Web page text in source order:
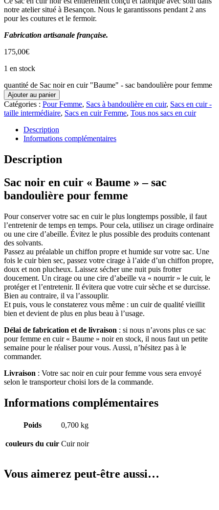
notre atelier situé à Besançon. Nous le garantissons pendant 2 ans
pour les coutures et le fermoir.
Fabrication artisanale française.
175,00€
1 en stock
quantité de Sac noir en cuir "Baume" - sac bandoulière pour femme
Ajouter au panier
Catégories : Pour Femme, Sacs à bandoulière en cuir, Sacs en cuir -
taille intermédiaire, Sacs en cuir Femme, Tous nos sacs en cuir
Description
Informations complémentaires
Description
Sac noir en cuir « Baume » – sac
bandoulière pour femme
Pour conserver votre sac en cuir le plus longtemps possible, il faut
l’entretenir de temps en temps. Pour cela, utilisez un cirage ordinaire
ou une cire d’abeille. Évitez le plus possible des produits contenant
des solvants.
Passez au préalable un chiffon propre et humide sur votre sac. Une
fois le cuir bien sec, passez votre cirage à l’aide d’un chiffon propre,
doux et non plucheux. Laissez sécher une nuit puis frotter
doucement. Un cirage ou une cire d’abeille va « nourrir » le cuir, le
protéger et l’entretenir. Il évitera que votre cuir sèche et se durcisse.
Bien au contraire, il va l’assouplir.
Et puis, vous le constaterez vous même : un cuir de qualité vieillit
bien et devient de plus en plus beau à l’usage.
Délai de fabrication et de livraison : si nous n’avons plus ce sac
pour femme en cuir « Baume » noir en stock, il nous faut un petite
semaine pour le réaliser pour vous. Aussi, n’hésitez pas à le
commander.
Livraison : Votre sac noir en cuir pour femme vous sera envoyé
selon le transporteur choisi lors de la commande.
Informations complémentaires
Poids 0,700 kg
couleurs du cuir Cuir noir
Vous aimerez peut-être aussi…